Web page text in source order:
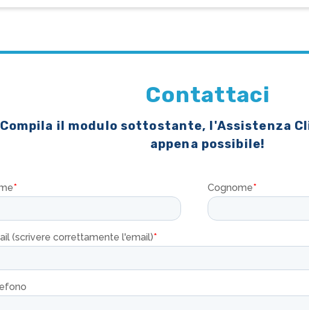
Contattaci
Compila il modulo sottostante, l'Assistenza
appena possibile!